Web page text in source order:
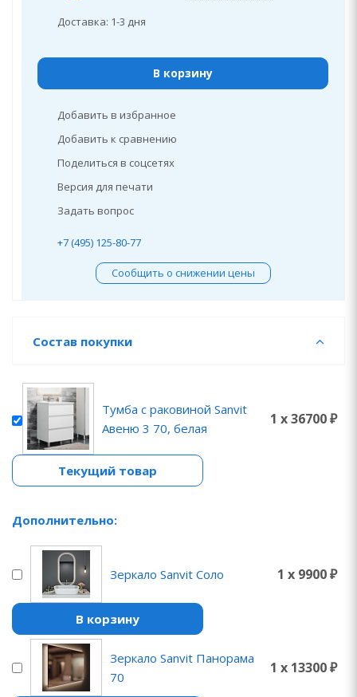
Доставка: 1-3 дня
В корзину
Добавить в избранное
Добавить к сравнению
Поделиться в соцсетях
Версия для печати
Задать вопрос
+7 (495) 125-80-77
Сообщить о снижении цены
Состав покупки
Тумба с раковиной Sanvit
Авеню 3 70, белая
1 x 36700 ₽
Текущий товар
Дополнительно:
Зеркало Sanvit Соло 1 x 9900 ₽
В корзину
Зеркало Sanvit Панорама
70
1 x 13300 ₽